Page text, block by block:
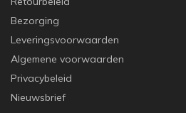
Bezorging
Leveringsvoorwaarden
Algemene voorwaarden
Privacybeleid
Nieuwsbrief